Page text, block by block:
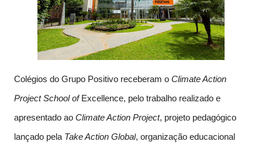
Colégios do Grupo Positivo receberam o Climate Action
Project School of Excellence, pelo trabalho realizado e
apresentado ao Climate Action Project, projeto pedagógico
lançado pela Take Action Global, organização educacional